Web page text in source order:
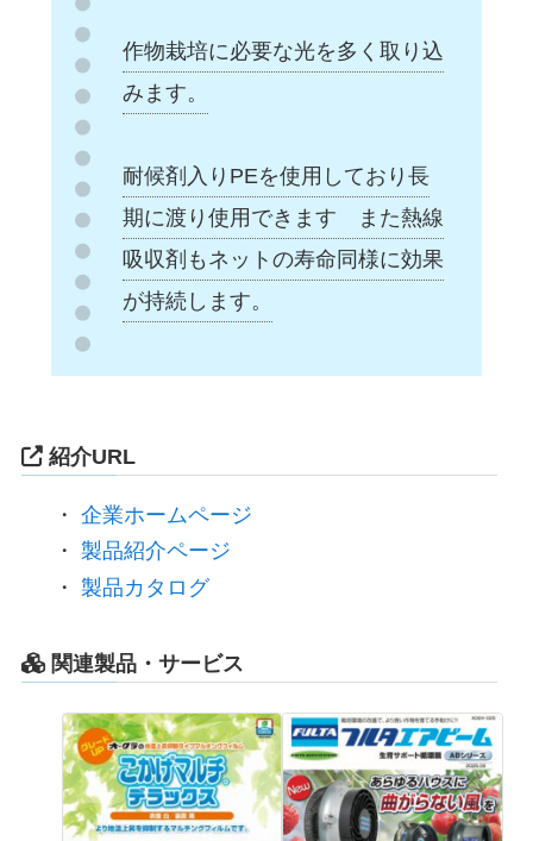
作物栽培に必要な光を多く取り込
みます。
耐候剤入りPEを使用しており長
期に渡り使用できます また熱線
吸収剤もネットの寿命同様に効果
が持続します。
紹介URL
・ 企業ホームページ
・ 製品紹介ページ
・ 製品カタログ
関連製品・サービス